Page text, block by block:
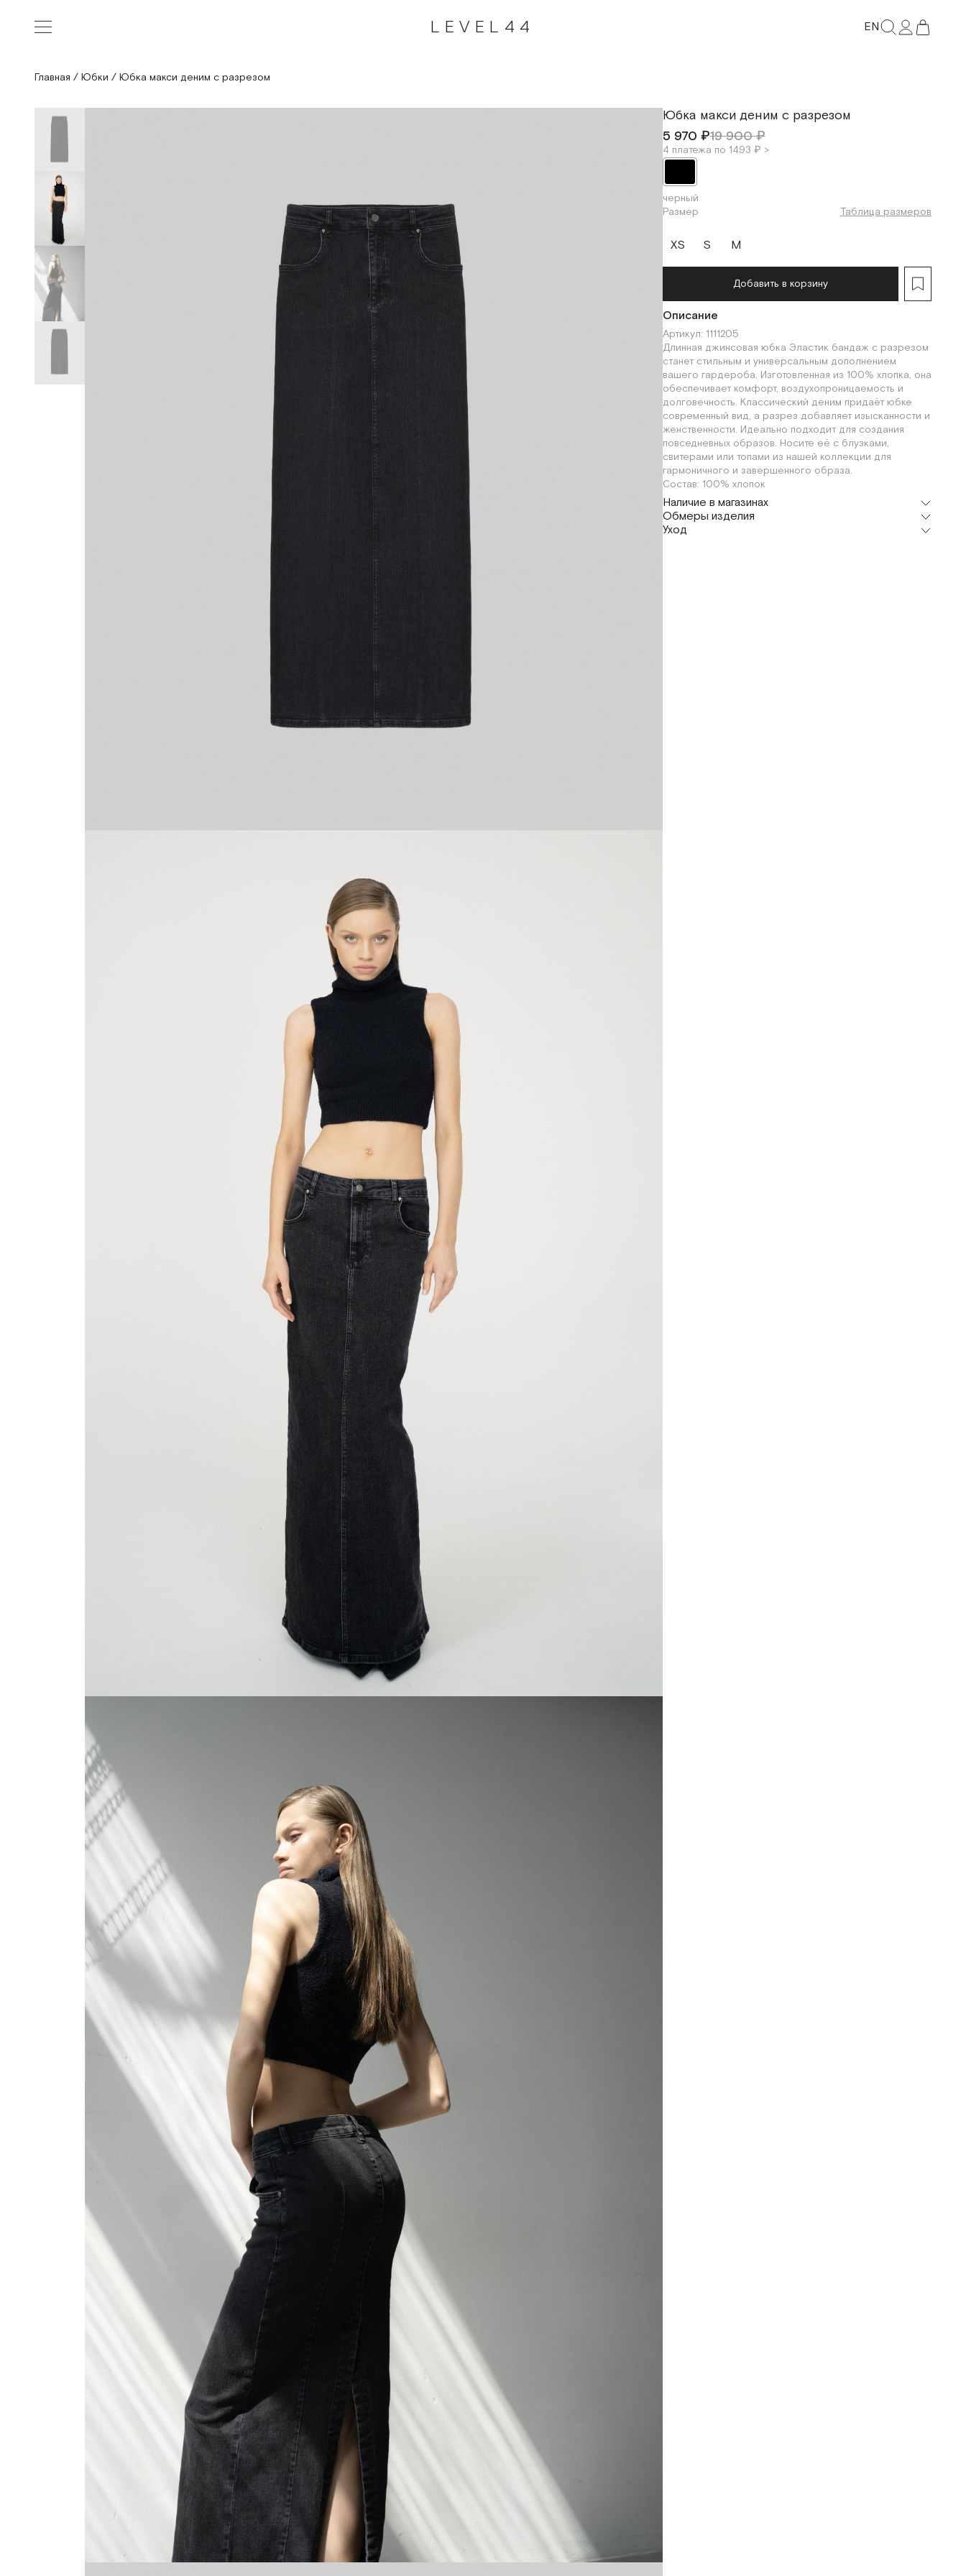
LEVEL44 EN
Главная / Юбки / Юбка макси деним с разрезом
Юбка макси деним с разрезом
5 970 ₽19 900 ₽
4 платежа по 1493 ₽ >
черный
Размер
Таблица размеров
XS S M
Добавить в корзину
Описание
Артикул: 1111205
Длинная джинсовая юбка Эластик бандаж с разрезом
станет стильным и универсальным дополнением
вашего гардероба. Изготовленная из 100% хлопка, она
обеспечивает комфорт, воздухопроницаемость и
долговечность. Классический деним придаёт юбке
современный вид, а разрез добавляет изысканности и
женственности. Идеально подходит для создания
повседневных образов. Носите её с блузками,
свитерами или топами из нашей коллекции для
гармоничного и завершенного образа.
Состав: 100% хлопок
Наличие в магазинах
Шоурум
г. Москва, Малая Бронная 24/3
XS
Обмеры изделия
Уход